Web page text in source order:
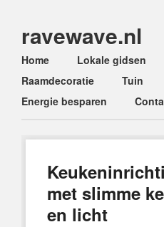
ravewave.nl
Main menu
Skip
to
content
Home Lokale gidsen
Raamdecoratie
Tuin
Energie besparen
met slimme
en licht